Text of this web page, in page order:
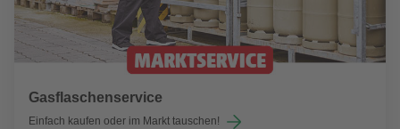
Gasflaschenservice
Einfach kaufen oder im Markt tauschen!